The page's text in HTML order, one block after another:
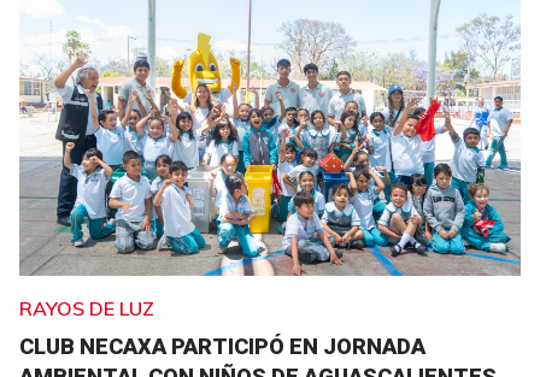
RAYOS DE LUZ
CLUB NECAXA PARTICIPÓ EN JORNADA